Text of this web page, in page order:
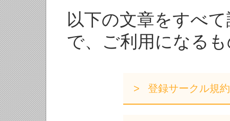
以下の文章をすべ
で、ご利用になる
登録サークル規約